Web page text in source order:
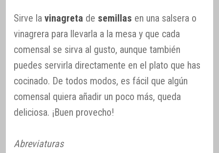
Sirve la vinagreta de semillas en una salsera o
vinagrera para llevarla a la mesa y que cada
comensal se sirva al gusto, aunque también
puedes servirla directamente en el plato que has
cocinado. De todos modos, es fácil que algún
comensal quiera añadir un poco más, queda
deliciosa. ¡Buen provecho!
Abreviaturas